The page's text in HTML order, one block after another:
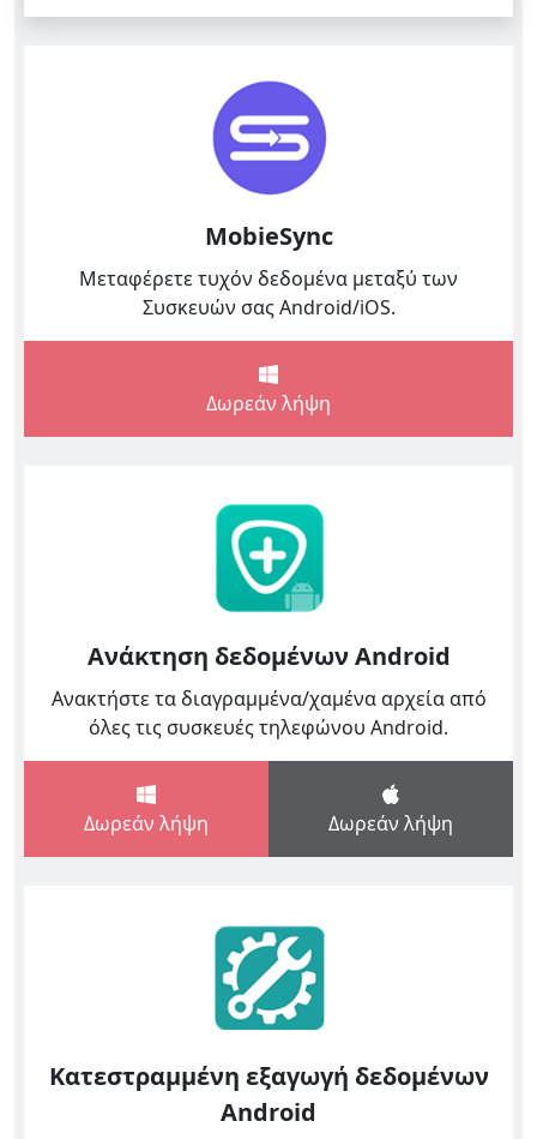
MobieSync
Μεταφέρετε τυχόν δεδομένα μεταξύ των
Συσκευών σας Android/iOS.
Δωρεάν λήψη
Ανάκτηση δεδομένων Android
Ανακτήστε τα διαγραμμένα/χαμένα αρχεία από
όλες τις συσκευές τηλεφώνου Android.
Δωρεάν λήψη Δωρεάν λήψη
Κατεστραμμένη εξαγωγή δεδομένων
Android